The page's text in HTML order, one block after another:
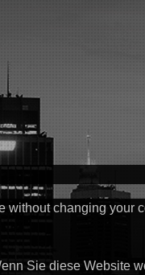
without changing your
Sie diese Website